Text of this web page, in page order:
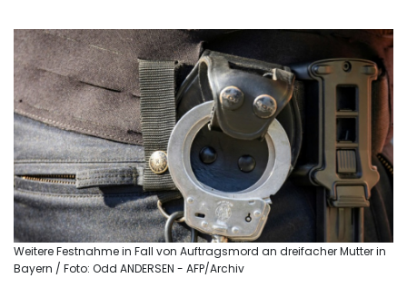
Weitere Festnahme in Fall von Auftragsmord an dreifacher Mutter in
Bayern / Foto: Odd ANDERSEN - AFP/Archiv